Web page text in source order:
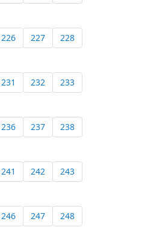
226 227 228
231 232 233
236 237 238
241 242 243
246 247 248